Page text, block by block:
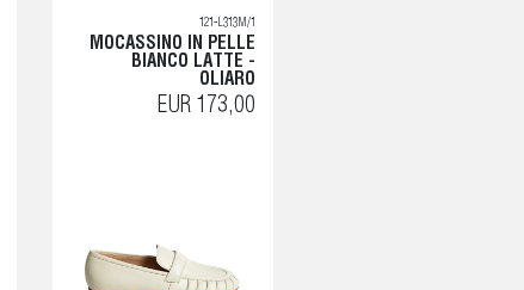
121-L313M/1
MOCASSINO IN PELLE
BIANCO LATTE -
OLIARO
EUR 173,00